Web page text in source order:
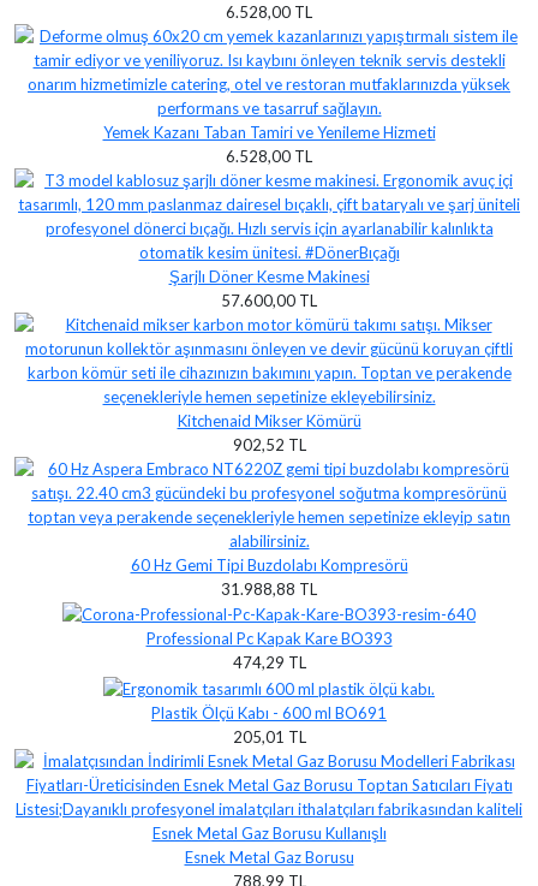
6.528,00 TL
Yemek Kazanı Taban Tamiri ve Yenileme Hizmeti
6.528,00 TL
Şarjlı Döner Kesme Makinesi
57.600,00 TL
Kitchenaid Mikser Kömürü
902,52 TL
60 Hz Gemi Tipi Buzdolabı Kompresörü
31.988,88 TL
Professional Pc Kapak Kare BO393
474,29 TL
Plastik Ölçü Kabı - 600 ml BO691
205,01 TL
Esnek Metal Gaz Borusu
788,99 TL